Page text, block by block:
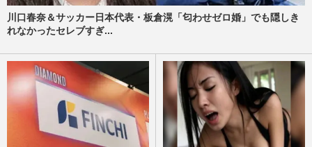
川口春奈＆サッカー日本代表・板倉滉「匂わせゼロ婚」でも隠しき
れなかったセレブすぎ...